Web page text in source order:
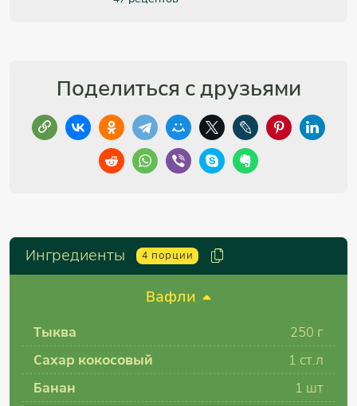
Поделиться с друзьями
Ингредиенты 4 порции
Вафли
Тыква 250 г
Сахар кокосовый
1 ст.л
Банан
1 шт